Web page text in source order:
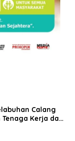
Calang
Kerja dan